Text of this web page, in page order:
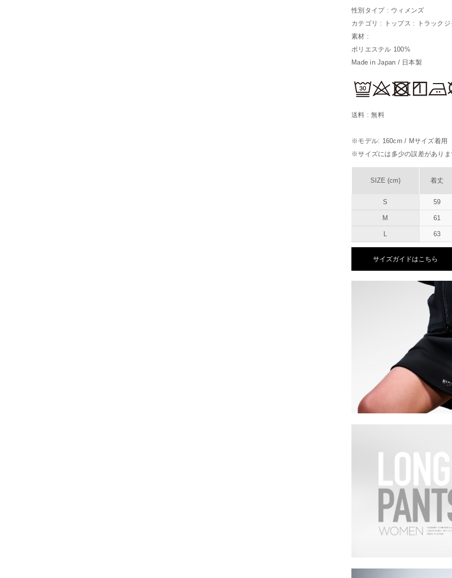
性別タイプ : ウィメンズ
カテゴリ : トップス : トラックジ
素材 :
ポリエステル 100%
Made in Japan / 日本製
送料 : 無料
※モデル: 160cm / Mサイズ着用
※サイズには多少の誤差がありま
SIZE (cm) 着丈
S 59
M 61
L 63
サイズガイドはこちら